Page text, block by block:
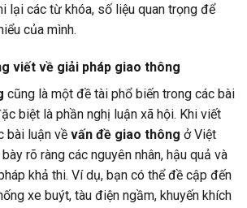
lại các từ khóa, số liệu quan trọng để
của mình.
viết về giải pháp giao thông
cũng là một đề tài phổ biến trong các bài
biệt là phần nghị luận xã hội. Khi viết
bài luận về vấn đề giao thông ở Việt
rõ ràng các nguyên nhân, hậu quả và
khả thi. Ví dụ, bạn có thể đề cập đến
xe buýt, tàu điện ngầm, khuyến khích